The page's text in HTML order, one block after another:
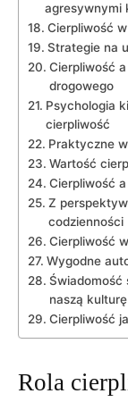
agresywnymi
Cierpliwość
Strategie na
Cierpliwość
drogowego
Psychologia
cierpliwość
Praktyczne
Wartość
Cierpliwość
Z
codzienności
Cierpliwość
Wygodne
Świadomość
naszą
Cierpliwość
Rola